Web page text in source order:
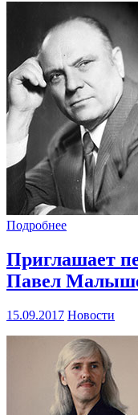
Подробнее
Приглашает
Павел
15.09.2017 Новости